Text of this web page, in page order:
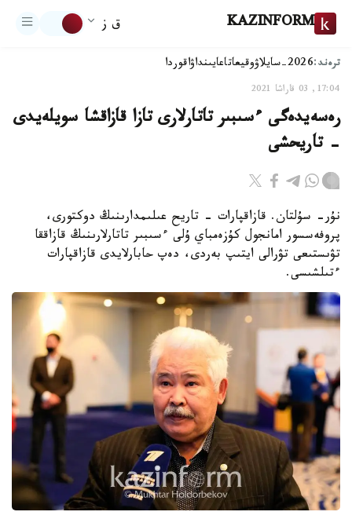
KAZINFORM ق ز
ترەند:2026-سايلاۋ وقيعاتاعايىنداۋاقوردا
17:04, 03 قاراشا 2021
رەسەيدەگى ءسىبىر تاتارلارى تازا قازاقشا سويلەيدى
- تاريحشى
نۇر- سۇلتان. قازاقپارات - تاريح عىلىمدارىنىڭ دوكتورى،
پروفەسسور امانجول كۇزەمباي ۇلى ءسىبىر تاتارلارىنىڭ قازاققا
تۋىستىعى تۋرالى ايتىپ بەردى، دەپ حابارلايدى قازاقپارات
ءتىلشىسى.